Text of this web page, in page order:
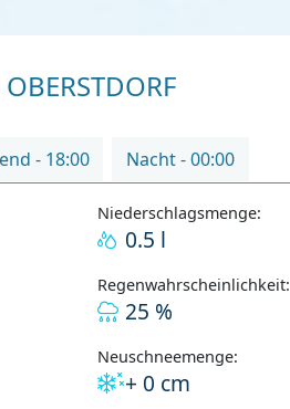
- 18:00 Nacht - 00:00
Niederschlagsmenge:
0.5 l
Regenwahrscheinlichkeit:
25 %
Neuschneemenge:
+ 0 cm